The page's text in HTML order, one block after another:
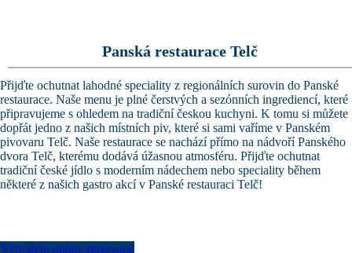
Panská restaurace Telč
Přijďte ochutnat lahodné speciality z regionálních surovin do Panské
restaurace. Naše menu je plné čerstvých a sezónních ingrediencí, které
připravujeme s ohledem na tradiční českou kuchyni. K tomu si můžete
dopřát jedno z našich místních piv, které si sami vaříme v Panském
pivovaru Telč. Naše restaurace se nachází přímo na nádvoří Panského
dvora Telč, kterému dodává úžasnou atmosféru. Přijďte ochutnat
tradiční české jídlo s moderním nádechem nebo speciality během
některé z našich gastro akcí v Panské restauraci Telč!
Vytvoření online rezervace